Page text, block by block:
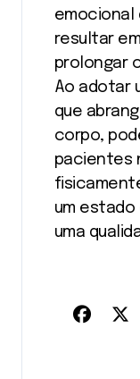
emocional
resultar
prolongar
Ao adotar
que
corpo,
pacientes
um estado
uma